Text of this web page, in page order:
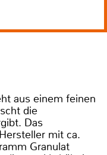
aus einem feinen
die
Das
mit ca.
Granulat